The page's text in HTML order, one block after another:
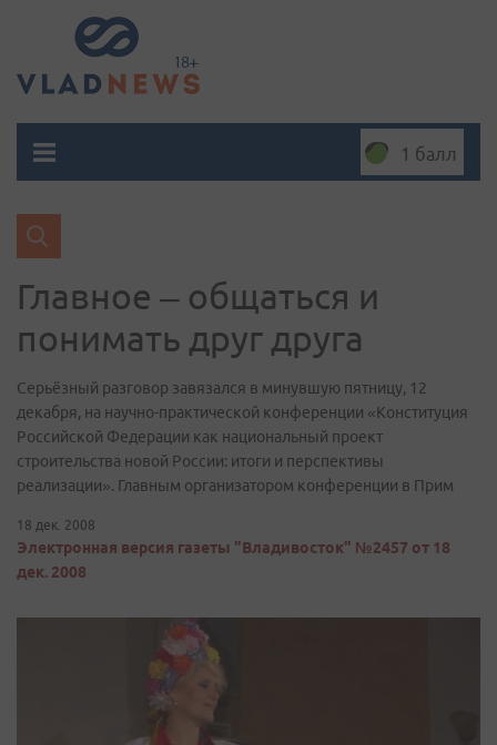
1 балл
Главное – общаться и
понимать друг друга
Серьёзный разговор завязался в минувшую пятницу, 12
декабря, на научно-практической конференции «Конституция
Российской Федерации как национальный проект
строительства новой России: итоги и перспективы
реализации». Главным организатором конференции в Прим
18 дек. 2008
Электронная версия газеты "Владивосток" №2457 от 18
дек. 2008